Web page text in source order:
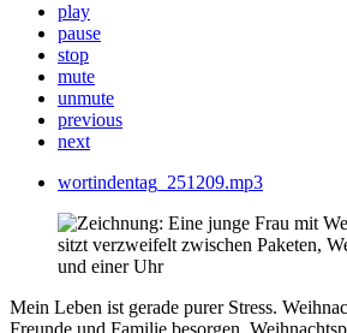
play
pause
stop
mute
unmute
previous
next
wortindentag_251209.mp3
Mein Leben ist gerade purer Stress.